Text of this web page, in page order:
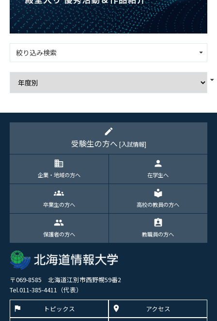
絞り込み検索
edit
受験生の方へ [入試情報]
domain
企業・地域の方へ
person
在学生へ
groups
卒業生の方へ
local_library
高校の教員の方へ
group
保護者の方へ
assignment_ind
教職員の方へ
〒069-8585 北海道江別市西野幌59番2
Tel.011-385-4411（代表）
トピックス
アクセス